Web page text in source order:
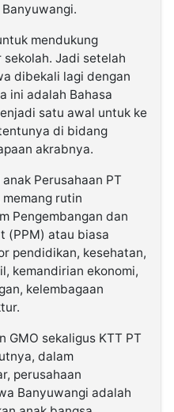
mendukung
Jadi setelah
dibekali lagi dengan
ini adalah Bahasa
satu awal untuk ke
di bidang
akrabnya.
Perusahaan PT
rutin
Pengembangan dan
(PPM) atau biasa
pendidikan, kesehatan,
kemandirian ekonomi,
kelembagaan
GMO sekaligus KTT PT
dalam
perusahaan
Banyuwangi adalah